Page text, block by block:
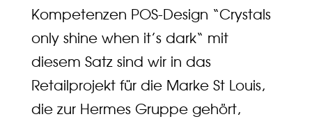
Kompetenzen POS-Design “Crystals
only shine when it’s dark“ mit
diesem Satz sind wir in das
Retailprojekt für die Marke St Louis,
die zur Hermes Gruppe gehört,